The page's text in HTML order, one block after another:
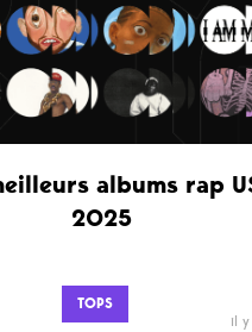
albums rap
2025
TOPS
il